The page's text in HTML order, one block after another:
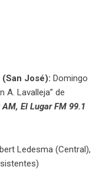
José): Domingo
A. Lavalleja” de
El Lugar FM 99.1
Ledesma (Central),